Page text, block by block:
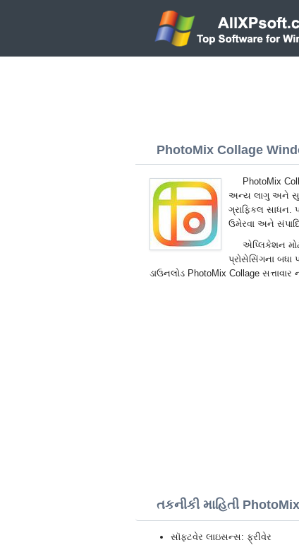
PhotoMix Collage
PhotoMix
અન્ય લાગુ અને
ગ્રાફિકલ સાધન.
ઉમેરવા અને
એપ્લિકેશન
પ્રોસેસિંગના બધા
ડાઉનલોડ PhotoMix Collage
તકનીકી માહિતી
સૉફ્ટવેર લાઇસન્સ: ફ્રીવેર